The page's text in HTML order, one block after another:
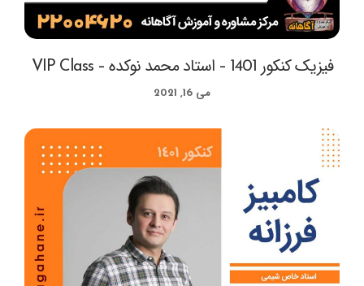
فیزیک کنکور 1401 – استاد محمد نوکده – VIP Class
می 16, 2021